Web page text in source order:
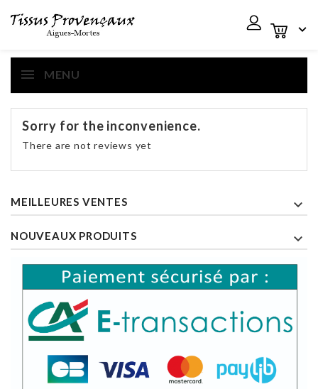

MENU
Sorry for the inconvenience.
There are not reviews yet
MEILLEURES VENTES 
NOUVEAUX PRODUITS 